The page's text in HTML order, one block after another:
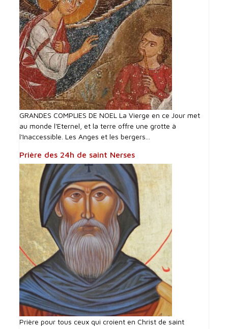
GRANDES COMPLIES DE NOEL La Vierge en ce Jour met
au monde l'Eternel, et la terre offre une grotte à
l'Inaccessible. Les Anges et les bergers...
Prière des 24h de saint Nerses
Prière pour tous ceux qui croient en Christ de saint